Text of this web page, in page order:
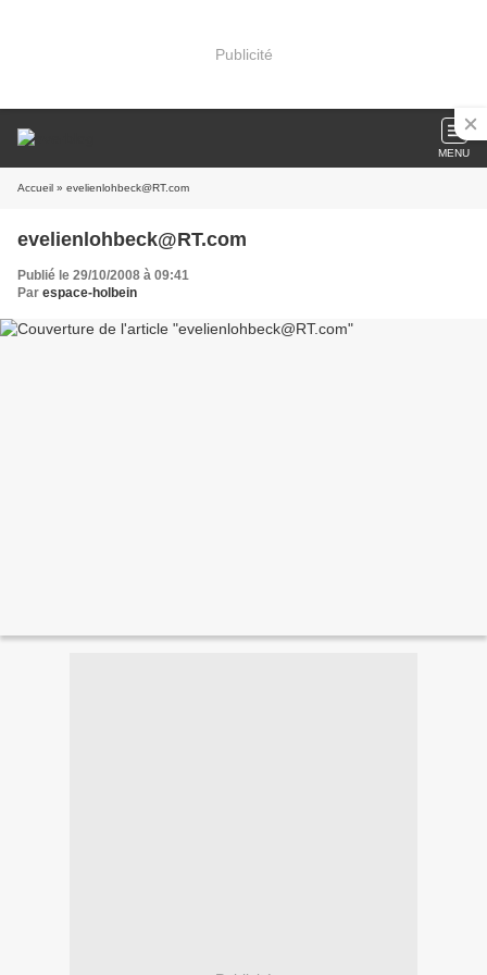
Publicité
MENU
Accueil » evelienlohbeck@RT.com
evelienlohbeck@RT.com
Publié le 29/10/2008 à 09:41
Par espace-holbein